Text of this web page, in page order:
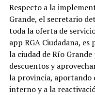
Respecto a la
Grande, el secretario
toda la oferta de
app RGA Ciudadana, es
la ciudad de Río
descuentos y
la provincia, aportando
interno y a la